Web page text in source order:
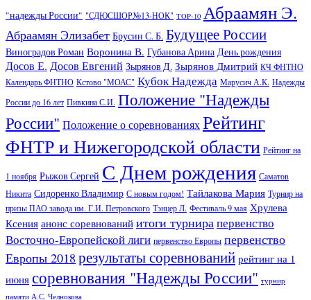
"надежды России" "СДЮСШОР№13-НОК" TOP-10 Абраамян Э.
Абраамян Элизабет Брусин С. Б. Будущее России
Виноградов Роман Воронина В. Губанова Арина День рождения
Досов Е. Досов Евгений Зырянов Д. Зырянов Дмитрий КЧ ФНТНО
Календарь ФНТНО Кстово "МОАС" Кубок Надежда Марусич А.К. Надежды
России до 16 лет Пивкина С.И. Положение "Надежды
России" Положение о соревнованияхРейтинг
ФНТР и Нижегородской области Рейтинг на
1 ноября Рыжов Сергей С Днем рождения Саматов
Никита Сидоренко Владимир С новым годом! Тайлакова Мария Турнир на
призы ПАО завода им. Г.И. Петровского Тэнцер Л. Фестиваль 9 мая Хрулева
Ксения анонс соревнований итоги турнирапервенство
Восточно-Европейской лиги первенство Европы первенство
Европы 2018 результаты соревнований рейтинг на 1
июня соревнования "Надежды России" турнир
памяти А.С. Челнокова